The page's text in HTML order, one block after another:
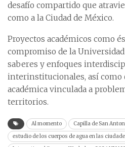
desafío compartido que
como a la Ciudad de México.
Proyectos académicos como
compromiso de la
saberes y enfoques
interinstitucionales, así como
académica vinculada a
territorios.
Al momento
Capilla de San
estudio de los cuerpos de agua en las